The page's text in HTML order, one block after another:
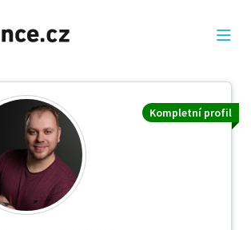
Kompletní profil